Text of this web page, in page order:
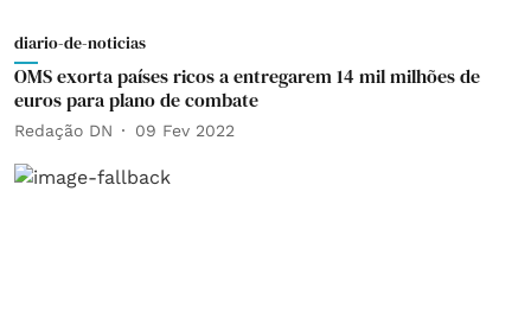
diario-de-noticias
OMS exorta países ricos a entregarem 14 mil milhões de
euros para plano de combate
Redação DN 09 Fev 2022